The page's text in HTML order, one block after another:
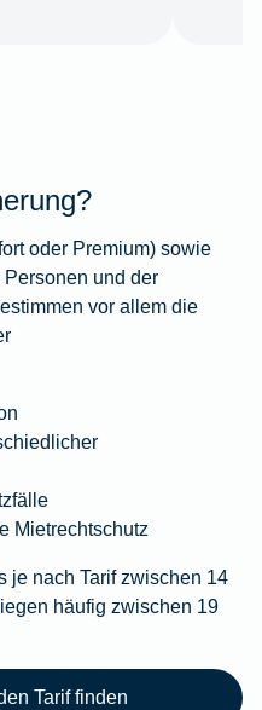
oder Premium) sowie
und der
vor allem die
Mietrechtschutz
je nach Tarif zwischen 14
häufig zwischen 19
Tarif finden